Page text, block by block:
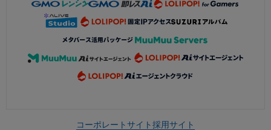
コーポレートサイト採用サイト